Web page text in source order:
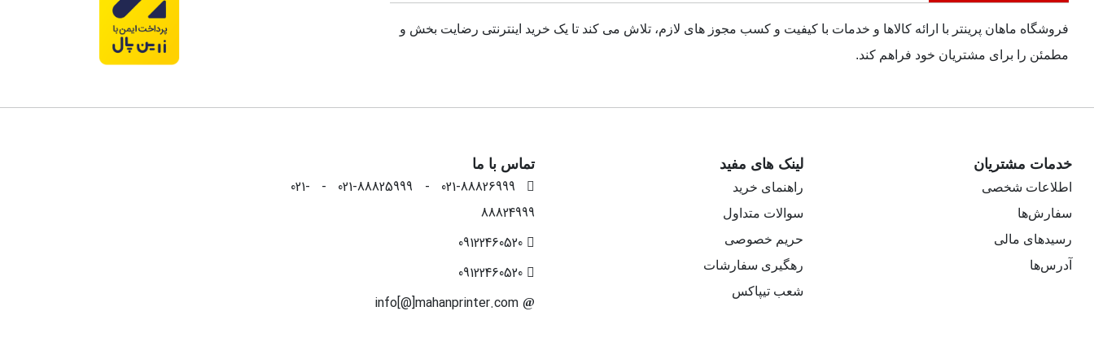
فروشگاه ماهان پرینتر با ارائه کالاها و خدمات با کیفیت و کسب مجوز های لازم، تلاش می کند تا یک خرید اینترنتی رضایت بخش و
مطمئن را برای مشتریان خود فراهم کند.
خدمات مشتریان
اطلاعات شخصی
سفارش‌ها
رسیدهای مالی
آدرس‌ها
لینک های مفید
راهنمای خرید
سوالات متداول
حریم خصوصی
رهگیری سفارشات
شعب تیپاکس
تماس با ما
021-88826999 - 021-88825999 - 021-
88824999